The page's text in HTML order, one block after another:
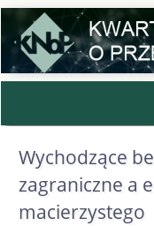
Quick
content
Content
Sidebar
Wychodzące
zagraniczne a
macierzystego